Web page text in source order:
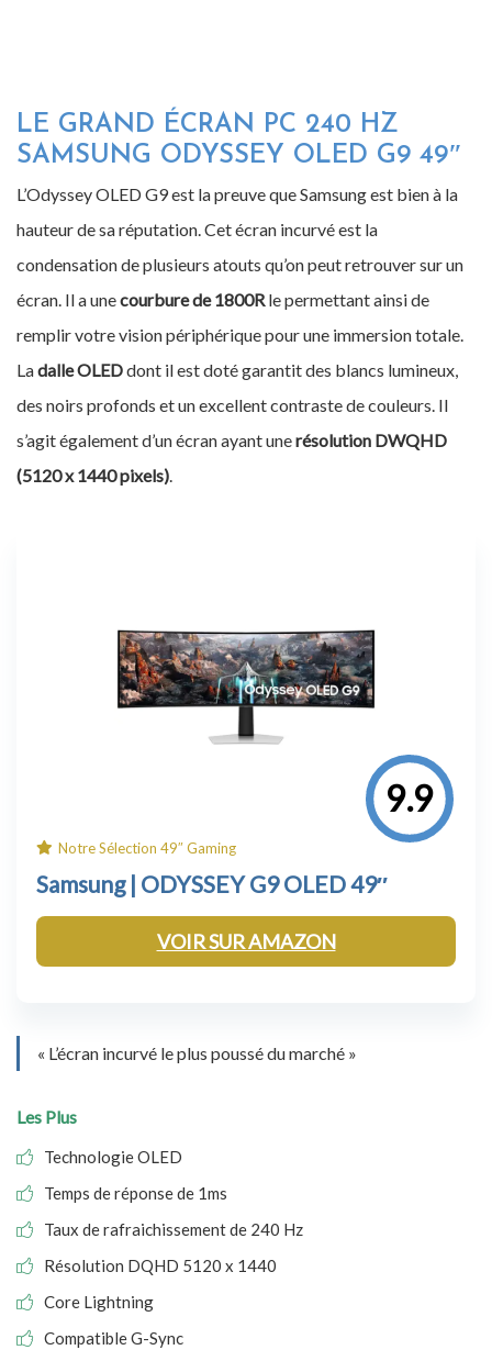
LE GRAND ÉCRAN PC 240 HZ
SAMSUNG ODYSSEY OLED G9 49″
L’Odyssey OLED G9 est la preuve que Samsung est bien à la
hauteur de sa réputation. Cet écran incurvé est la
condensation de plusieurs atouts qu’on peut retrouver sur un
écran. Il a unecourbure de 1800Rle permettant ainsi de
remplir votre vision périphérique pour une immersion totale.
Ladalle OLEDdont il est doté garantit des blancs lumineux,
des noirs profonds et un excellent contraste de couleurs. Il
s’agit également d’un écran ayant unerésolution DWQHD
(5120 x 1440 pixels).
9.9
Notre Sélection 49″ Gaming
Samsung | ODYSSEY G9 OLED 49″
VOIR SUR AMAZON
« L’écran incurvé le plus poussé du marché »
Les Plus
Technologie OLED
Temps de réponse de 1ms
Taux de rafraichissement de 240 Hz
Résolution DQHD 5120 x 1440
Core Lightning
Compatible G-Sync